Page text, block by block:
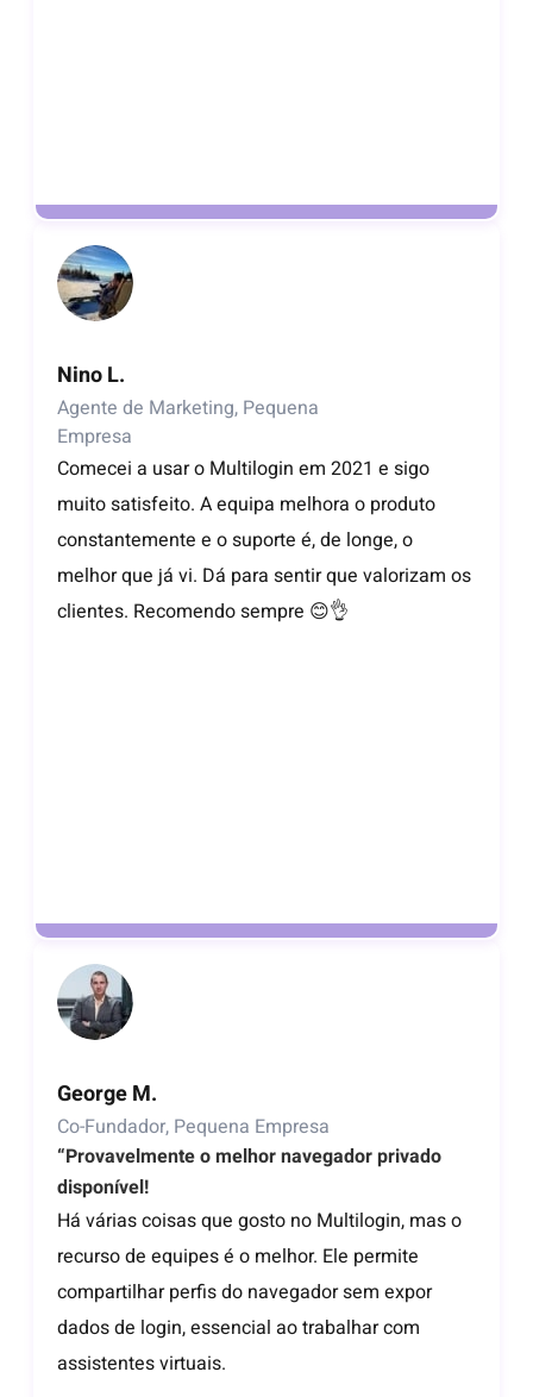
Nino L.
Agente de Marketing, Pequena
Empresa
Comecei a usar o Multilogin em 2021 e sigo
muito satisfeito. A equipa melhora o produto
constantemente e o suporte é, de longe, o
melhor que já vi. Dá para sentir que valorizam os
clientes. Recomendo sempre 😊👌
George M.
Co-Fundador, Pequena Empresa
“Provavelmente o melhor navegador privado
disponível!
Há várias coisas que gosto no Multilogin, mas o
recurso de equipes é o melhor. Ele permite
compartilhar perfis do navegador sem expor
dados de login, essencial ao trabalhar com
assistentes virtuais.